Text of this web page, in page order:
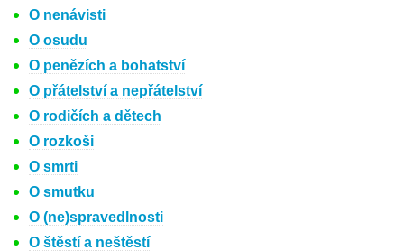
O nenávisti
O osudu
O penězích a bohatství
O přátelství a nepřátelství
O rodičích a dětech
O rozkoši
O smrti
O smutku
O (ne)spravedlnosti
O štěstí a neštěstí